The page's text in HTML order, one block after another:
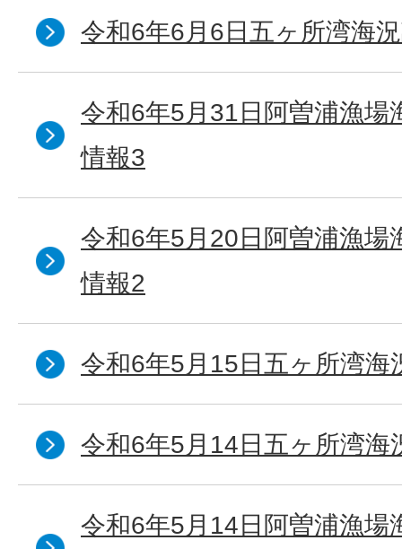
令和6年6月6日五ヶ所湾海
令和6年5月31日阿曽浦漁場
情報3
令和6年5月20日阿曽浦漁場
情報2
令和6年5月15日五ヶ所湾海
令和6年5月14日五ヶ所湾海
令和6年5月14日阿曽浦漁場